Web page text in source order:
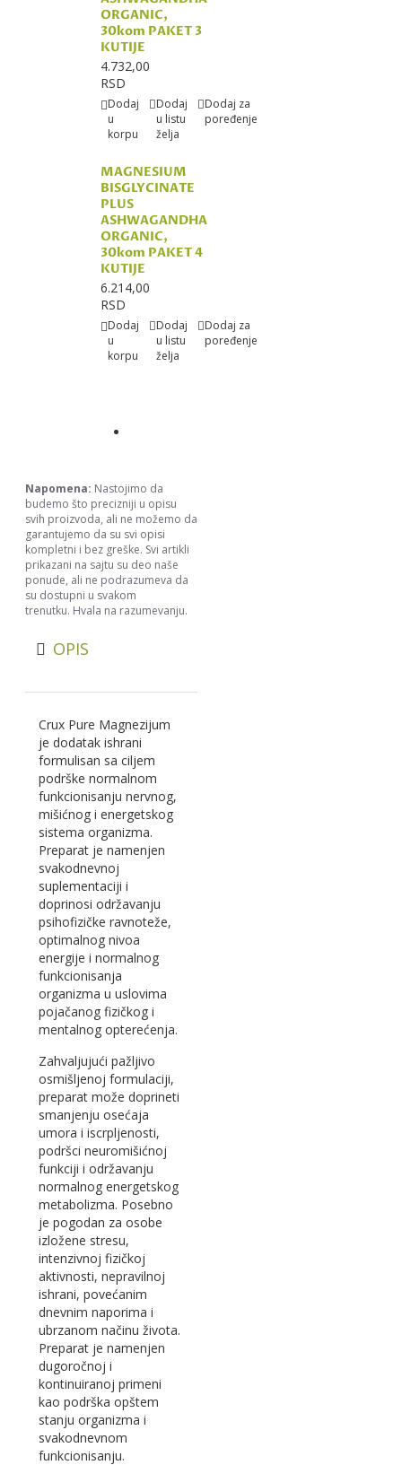
ORGANIC,
30kom PAKET 3
KUTIJE
4.732,00
RSD
Dodaj
u
korpu
Dodaj
u listu
želja
Dodaj za
poređenje
MAGNESIUM
BISGLYCINATE
PLUS
ASHWAGANDHA
ORGANIC,
30kom PAKET 4
KUTIJE
6.214,00
RSD
Dodaj
u
korpu
Dodaj
u listu
želja
Dodaj za
poređenje
Napomena: Nastojimo da
budemo što precizniji u opisu
svih proizvoda, ali ne možemo da
garantujemo da su svi opisi
kompletni i bez greške. Svi artikli
prikazani na sajtu su deo naše
ponude, ali ne podrazumeva da
su dostupni u svakom
trenutku. Hvala na razumevanju.
OPIS
Crux Pure Magnezijum
je dodatak ishrani
formulisan sa ciljem
podrške normalnom
funkcionisanju nervnog,
mišićnog i energetskog
sistema organizma.
Preparat je namenjen
svakodnevnoj
suplementaciji i
doprinosi održavanju
psihofizičke ravnoteže,
optimalnog nivoa
energije i normalnog
funkcionisanja
organizma u uslovima
pojačanog fizičkog i
mentalnog opterećenja.
Zahvaljujući pažljivo
osmišljenoj formulaciji,
preparat može doprineti
smanjenju osećaja
umora i iscrpljenosti,
podršci neuromišićnoj
funkciji i održavanju
normalnog energetskog
metabolizma. Posebno
je pogodan za osobe
izložene stresu,
intenzivnoj fizičkoj
aktivnosti, nepravilnoj
ishrani, povećanim
dnevnim naporima i
ubrzanom načinu života.
Preparat je namenjen
dugoročnoj i
kontinuiranoj primeni
kao podrška opštem
stanju organizma i
svakodnevnom
funkcionisanju.